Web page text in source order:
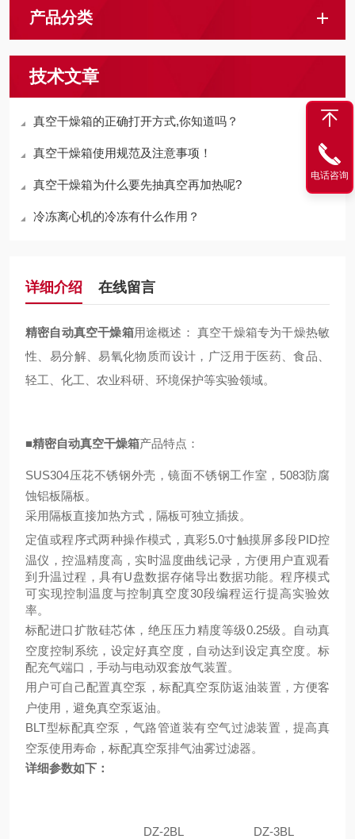
产品分类
技术文章
真空干燥箱的正确打开方式,你知道吗？
真空干燥箱使用规范及注意事项！
真空干燥箱为什么要先抽真空再加热呢?
冷冻离心机的冷冻有什么作用？
详细介绍 在线留言
精密自动真空干燥箱用途概述：真空干燥箱专为干燥热敏
性、易分解、易氧化物质而设计，广泛用于医药、食品、
轻工、化工、农业科研、环境保护等实验领域。
■精密自动真空干燥箱产品特点：
SUS304压花不锈钢外壳，镜面不锈钢工作室，5083防腐
蚀铝板隔板。
采用隔板直接加热方式，隔板可独立插拔。
定值或程序式两种操作模式，真彩5.0寸触摸屏多段PID控
温仪，控温精度高，实时温度曲线记录，方便用户直观看
到升温过程，具有U盘数据存储导出数据功能。程序模式
可实现控制温度与控制真空度30段编程运行提高实验效
率。
标配进口扩散硅芯体，绝压压力精度等级0.25级。自动真
空度控制系统，设定好真空度，自动达到设定真空度。标
配充气端口，手动与电动双套放气装置。
用户可自己配置真空泵，标配真空泵防返油装置，方便客
户使用，避免真空泵返油。
BLT型标配真空泵，气路管道装有空气过滤装置，提高真
空泵使用寿命，标配真空泵排气油雾过滤器。
详细参数如下：
DZ-2BL DZ-3BL
电话咨询